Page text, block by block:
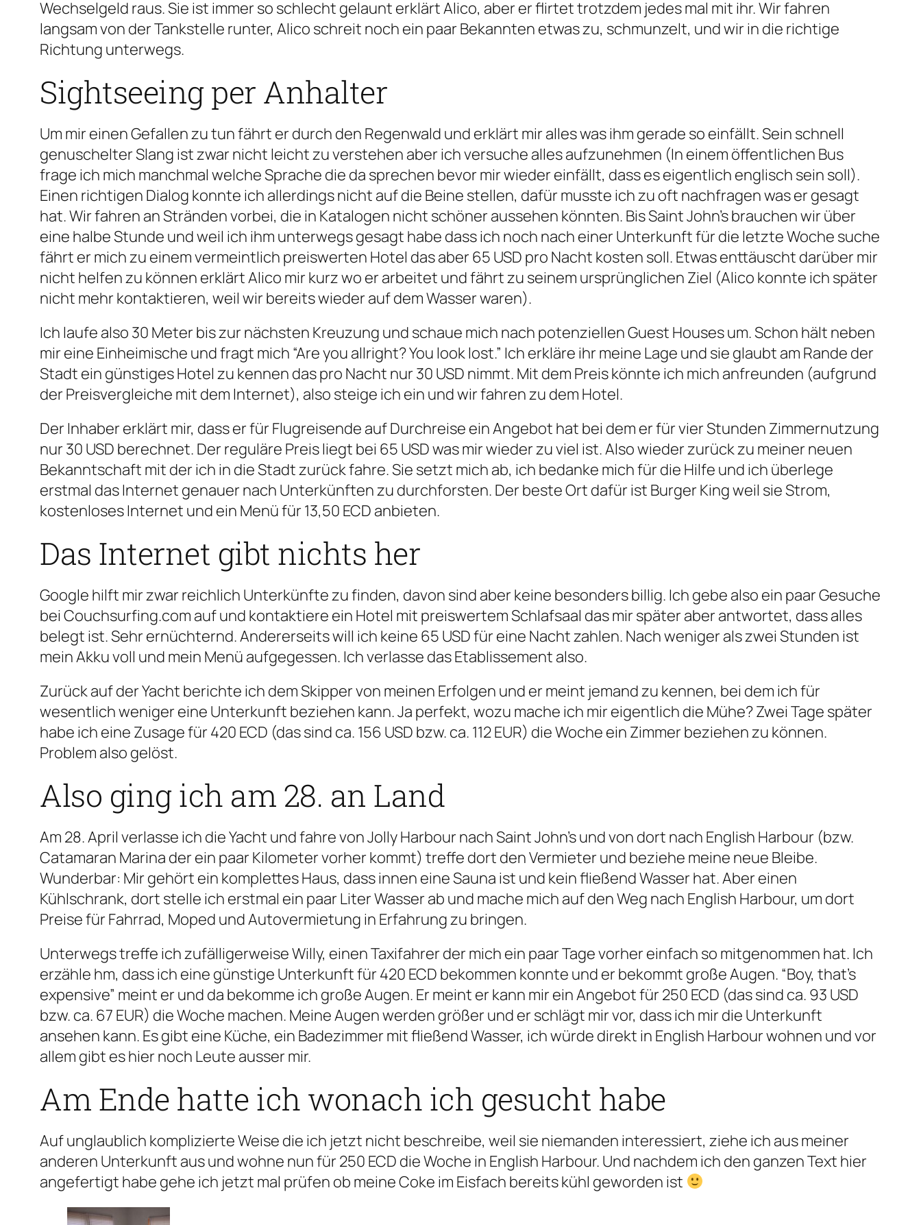
Wechselgeld raus. Sie ist immer so schlecht gelaunt erklärt Alico, aber er flirtet trotzdem jedes mal mit ihr. Wir fahren
langsam von der Tankstelle runter, Alico schreit noch ein paar Bekannten etwas zu, schmunzelt, und wir in die richtige
Richtung unterwegs.
Sightseeing per Anhalter
Um mir einen Gefallen zu tun fährt er durch den Regenwald und erklärt mir alles was ihm gerade so einfällt. Sein schnell
genuschelter Slang ist zwar nicht leicht zu verstehen aber ich versuche alles aufzunehmen (In einem öffentlichen Bus
frage ich mich manchmal welche Sprache die da sprechen bevor mir wieder einfällt, dass es eigentlich englisch sein soll).
Einen richtigen Dialog konnte ich allerdings nicht auf die Beine stellen, dafür musste ich zu oft nachfragen was er gesagt
hat. Wir fahren an Stränden vorbei, die in Katalogen nicht schöner aussehen könnten. Bis Saint John’s brauchen wir über
eine halbe Stunde und weil ich ihm unterwegs gesagt habe dass ich noch nach einer Unterkunft für die letzte Woche suche
fährt er mich zu einem vermeintlich preiswerten Hotel das aber 65 USD pro Nacht kosten soll. Etwas enttäuscht darüber mir
nicht helfen zu können erklärt Alico mir kurz wo er arbeitet und fährt zu seinem ursprünglichen Ziel (Alico konnte ich später
nicht mehr kontaktieren, weil wir bereits wieder auf dem Wasser waren).
Ich laufe also 30 Meter bis zur nächsten Kreuzung und schaue mich nach potenziellen Guest Houses um. Schon hält neben
mir eine Einheimische und fragt mich “Are you allright? You look lost.” Ich erkläre ihr meine Lage und sie glaubt am Rande der
Stadt ein günstiges Hotel zu kennen das pro Nacht nur 30 USD nimmt. Mit dem Preis könnte ich mich anfreunden (aufgrund
der Preisvergleiche mit dem Internet), also steige ich ein und wir fahren zu dem Hotel.
Der Inhaber erklärt mir, dass er für Flugreisende auf Durchreise ein Angebot hat bei dem er für vier Stunden Zimmernutzung
nur 30 USD berechnet. Der reguläre Preis liegt bei 65 USD was mir wieder zu viel ist. Also wieder zurück zu meiner neuen
Bekanntschaft mit der ich in die Stadt zurück fahre. Sie setzt mich ab, ich bedanke mich für die Hilfe und ich überlege
erstmal das Internet genauer nach Unterkünften zu durchforsten. Der beste Ort dafür ist Burger King weil sie Strom,
kostenloses Internet und ein Menü für 13,50 ECD anbieten.
Das Internet gibt nichts her
Google hilft mir zwar reichlich Unterkünfte zu finden, davon sind aber keine besonders billig. Ich gebe also ein paar Gesuche
bei Couchsurfing.com auf und kontaktiere ein Hotel mit preiswertem Schlafsaal das mir später aber antwortet, dass alles
belegt ist. Sehr ernüchternd. Andererseits will ich keine 65 USD für eine Nacht zahlen. Nach weniger als zwei Stunden ist
mein Akku voll und mein Menü aufgegessen. Ich verlasse das Etablissement also.
Zurück auf der Yacht berichte ich dem Skipper von meinen Erfolgen und er meint jemand zu kennen, bei dem ich für
wesentlich weniger eine Unterkunft beziehen kann. Ja perfekt, wozu mache ich mir eigentlich die Mühe? Zwei Tage später
habe ich eine Zusage für 420 ECD (das sind ca. 156 USD bzw. ca. 112 EUR) die Woche ein Zimmer beziehen zu können.
Problem also gelöst.
Also ging ich am 28. an Land
Am 28. April verlasse ich die Yacht und fahre von Jolly Harbour nach Saint John’s und von dort nach English Harbour (bzw.
Catamaran Marina der ein paar Kilometer vorher kommt) treffe dort den Vermieter und beziehe meine neue Bleibe.
Wunderbar: Mir gehört ein komplettes Haus, dass innen eine Sauna ist und kein fließend Wasser hat. Aber einen
Kühlschrank, dort stelle ich erstmal ein paar Liter Wasser ab und mache mich auf den Weg nach English Harbour, um dort
Preise für Fahrrad, Moped und Autovermietung in Erfahrung zu bringen.
Unterwegs treffe ich zufälligerweise Willy, einen Taxifahrer der mich ein paar Tage vorher einfach so mitgenommen hat. Ich
erzähle hm, dass ich eine günstige Unterkunft für 420 ECD bekommen konnte und er bekommt große Augen. “Boy, that’s
expensive” meint er und da bekomme ich große Augen. Er meint er kann mir ein Angebot für 250 ECD (das sind ca. 93 USD
bzw. ca. 67 EUR) die Woche machen. Meine Augen werden größer und er schlägt mir vor, dass ich mir die Unterkunft
ansehen kann. Es gibt eine Küche, ein Badezimmer mit fließend Wasser, ich würde direkt in English Harbour wohnen und vor
allem gibt es hier noch Leute ausser mir.
Am Ende hatte ich wonach ich gesucht habe
Auf unglaublich komplizierte Weise die ich jetzt nicht beschreibe, weil sie niemanden interessiert, ziehe ich aus meiner
anderen Unterkunft aus und wohne nun für 250 ECD die Woche in English Harbour. Und nachdem ich den ganzen Text hier
angefertigt habe gehe ich jetzt mal prüfen ob meine Coke im Eisfach bereits kühl geworden ist